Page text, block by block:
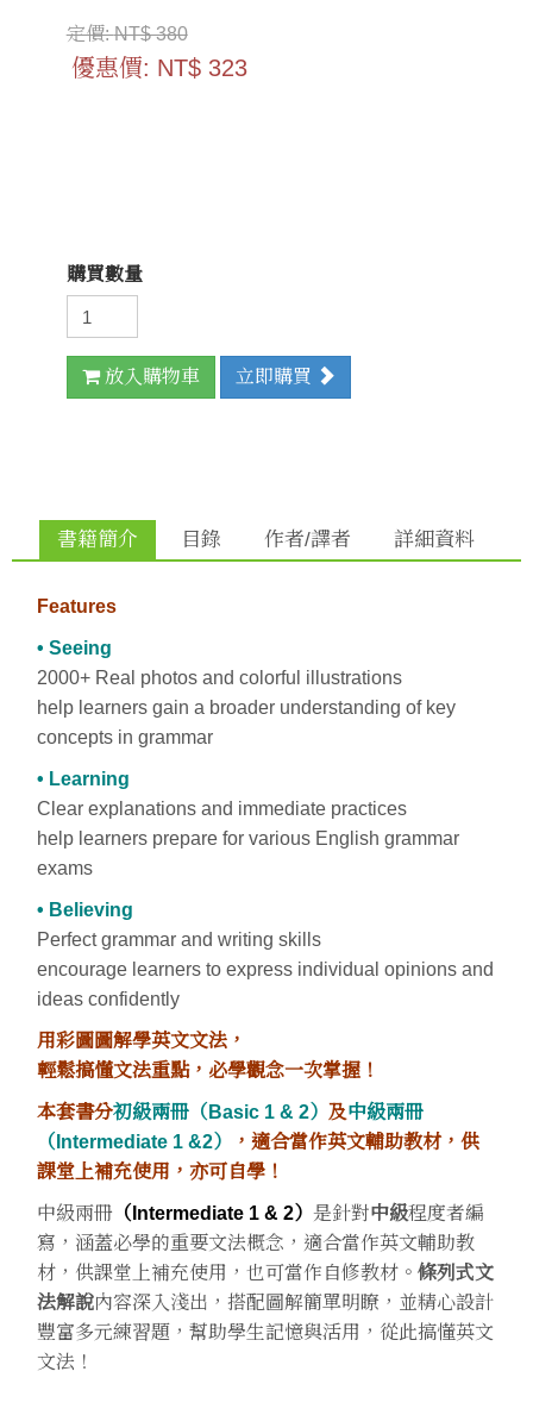
定價:NT$ 380
優惠價: NT$ 323
購買數量
放入購物車 立即購買
書籍簡介 目錄 作者/譯者 詳細資料
Features
• Seeing
2000+ Real photos and colorful illustrations
help learners gain a broader understanding of key
concepts in grammar
• Learning
Clear explanations and immediate practices
help learners prepare for various English grammar
exams
• Believing
Perfect grammar and writing skills
encourage learners to express individual opinions and
ideas confidently
用彩圖圖解學英文文法，
輕鬆搞懂文法重點，必學觀念一次掌握！
本套書分初級兩冊（Basic 1 & 2） 及中級兩冊
（Intermediate 1 &2）
，適合當作英文輔助教材，供
課堂上補充使用，亦可自學！
中級兩冊（Intermediate 1 & 2） 是針對中級程度者編
寫，涵蓋必學的重要文法概念，適合當作英文輔助教
材，供課堂上補充使用，也可當作自修教材。 條列式文
法解說內容深入淺出，搭配圖解簡單明瞭，並精心設計
豐富多元練習題，幫助學生記憶與活用，從此搞懂英文
文法！